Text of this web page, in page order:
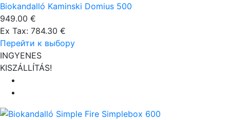
Biokandalló Kaminski Domius 500
949.00 €
Ex Tax: 784.30 €
Перейти к выбору
INGYENES
KISZÁLLÍTÁS!